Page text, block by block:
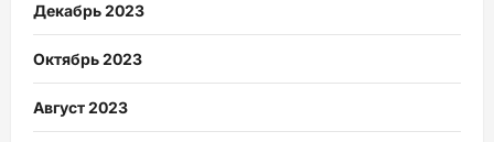
Декабрь 2023
Октябрь 2023
Август 2023